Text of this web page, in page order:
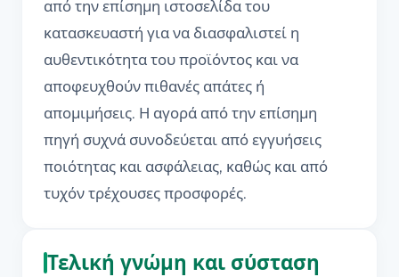
από την επίσημη ιστοσελίδα του
κατασκευαστή για να διασφαλιστεί η
αυθεντικότητα του προϊόντος και να
αποφευχθούν πιθανές απάτες ή
απομιμήσεις. Η αγορά από την επίσημη
πηγή συχνά συνοδεύεται από εγγυήσεις
ποιότητας και ασφάλειας, καθώς και από
τυχόν τρέχουσες προσφορές.
Τελική γνώμη και σύσταση